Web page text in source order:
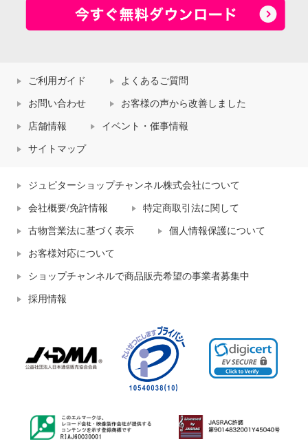
ご利用ガイド よくあるご質問
お問い合わせ お客様の声から改善しました
店舗情報 イベント・催事情報
サイトマップ
ジュピターショップチャンネル株式会社について
会社概要/免許情報 特定商取引法に関して
古物営業法に基づく表示 個人情報保護について
お客様対応について
ショップチャンネルで商品販売希望の事業者募集中
採用情報